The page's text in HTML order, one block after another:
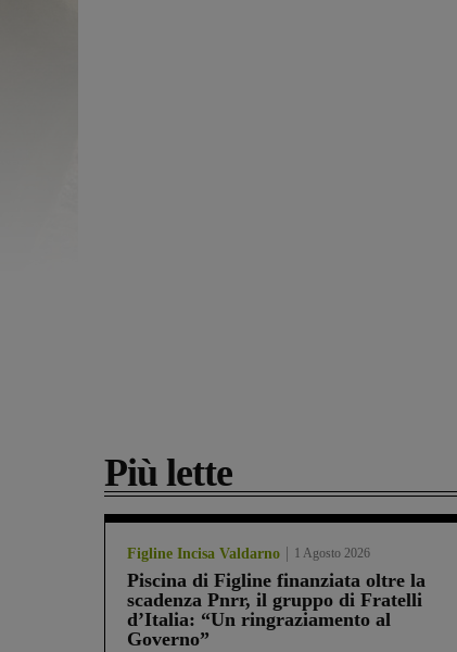
Più lette
Figline Incisa Valdarno 1 Agosto 2026
Piscina di Figline finanziata oltre la
scadenza Pnrr, il gruppo di Fratelli
d’Italia: “Un ringraziamento al
Governo”